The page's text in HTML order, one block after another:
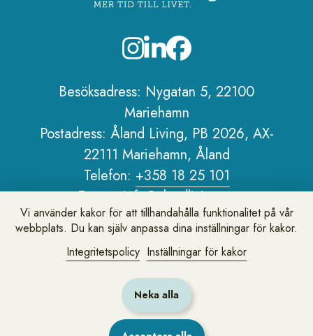
Besöksadress: Nygatan 5, 22100
Mariehamn
Postadress: Åland Living, PB 2026, AX-
22111 Mariehamn, Åland
Telefon: +358 18 25 101
E-post:info@alandliving.ax
Om Åland Living
Personuppgiftspolicy
Om webbplatsen
Lämna synpunkter eller fråga oss
Vi använder kakor för att tillhandahålla funktionalitet på vår
webbplats. Du kan själv anpassa dina inställningar för kakor.
Integritetspolicy Inställningar för kakor
Neka alla